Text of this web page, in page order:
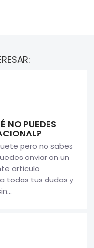
NO PUEDES
pero no sabes
enviar en un
artículo
todas tus dudas y